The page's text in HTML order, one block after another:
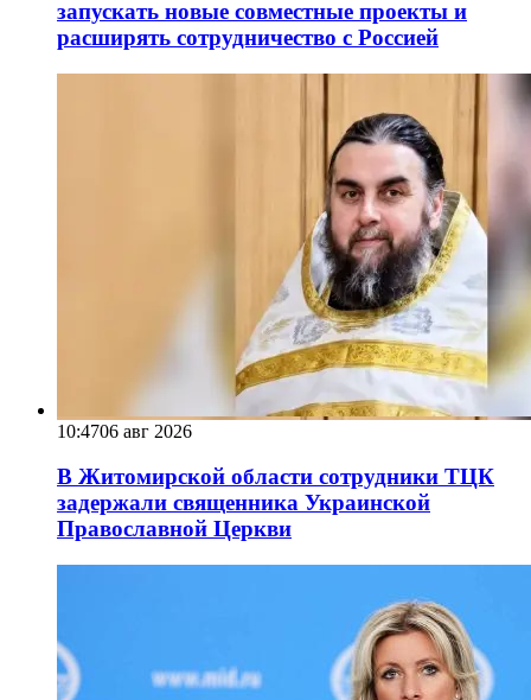
запускать новые совместные проекты и
расширять сотрудничество с Россией
10:4706 авг 2026
В Житомирской области сотрудники ТЦК
задержали священника Украинской
Православной Церкви